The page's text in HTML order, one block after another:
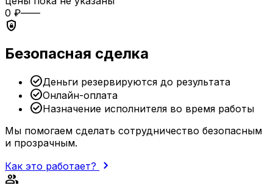
0 ₽——
shield_lock
Безопасная сделка
check_circleДеньги резервируются до результата
check_circleОнлайн-оплата
check_circleНазначение исполнителя во время работы
Мы помогаем сделать сотрудничество безопасным
и прозрачным.
Как это работает?
chevron_right
group